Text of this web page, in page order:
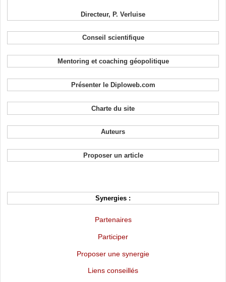
Directeur, P. Verluise
Conseil scientifique
Mentoring et coaching géopolitique
Présenter le Diploweb.com
Charte du site
Auteurs
Proposer un article
Synergies :
Partenaires
Participer
Proposer une synergie
Liens conseillés